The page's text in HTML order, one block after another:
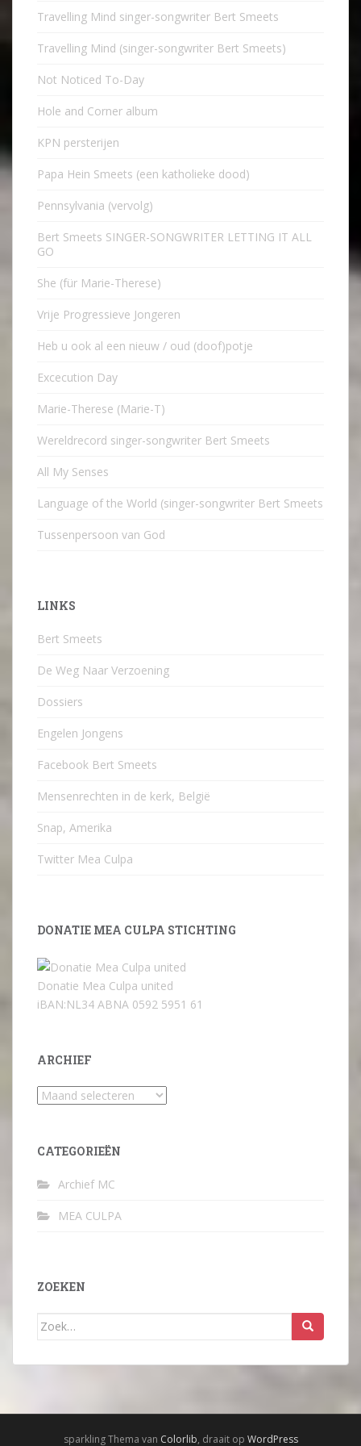
Travelling Mind singer-songwriter Bert Smeets
Travelling Mind (singer-songwriter Bert Smeets)
Not Noticed To-Day
Hole and Corner album
KPN persterijen
Papa Hein Smeets (een katholieke dood)
Pennsylvania (vervolg)
Bert Smeets SINGER-SONGWRITER LETTING IT ALL
GO
She (für Marie-Therese)
Vrije Progressieve Jongeren
Heb u ook al een nieuw / oud (doof)potje
Excecution Day
Marie-Therese (Marie-T)
Wereldrecord singer-songwriter Bert Smeets
All My Senses
Language of the World (singer-songwriter Bert Smeets
Tussenpersoon van God
LINKS
Bert Smeets
De Weg Naar Verzoening
Dossiers
Engelen Jongens
Facebook Bert Smeets
Mensenrechten in de kerk, België
Snap, Amerika
Twitter Mea Culpa
DONATIE MEA CULPA STICHTING
Donatie Mea Culpa united
iBAN:NL34 ABNA 0592 5951 61
ARCHIEF
Archief
CATEGORIEËN
Archief MC
MEA CULPA
ZOEKEN
Zoek
sparkling Thema van Colorlib, draait op WordPress